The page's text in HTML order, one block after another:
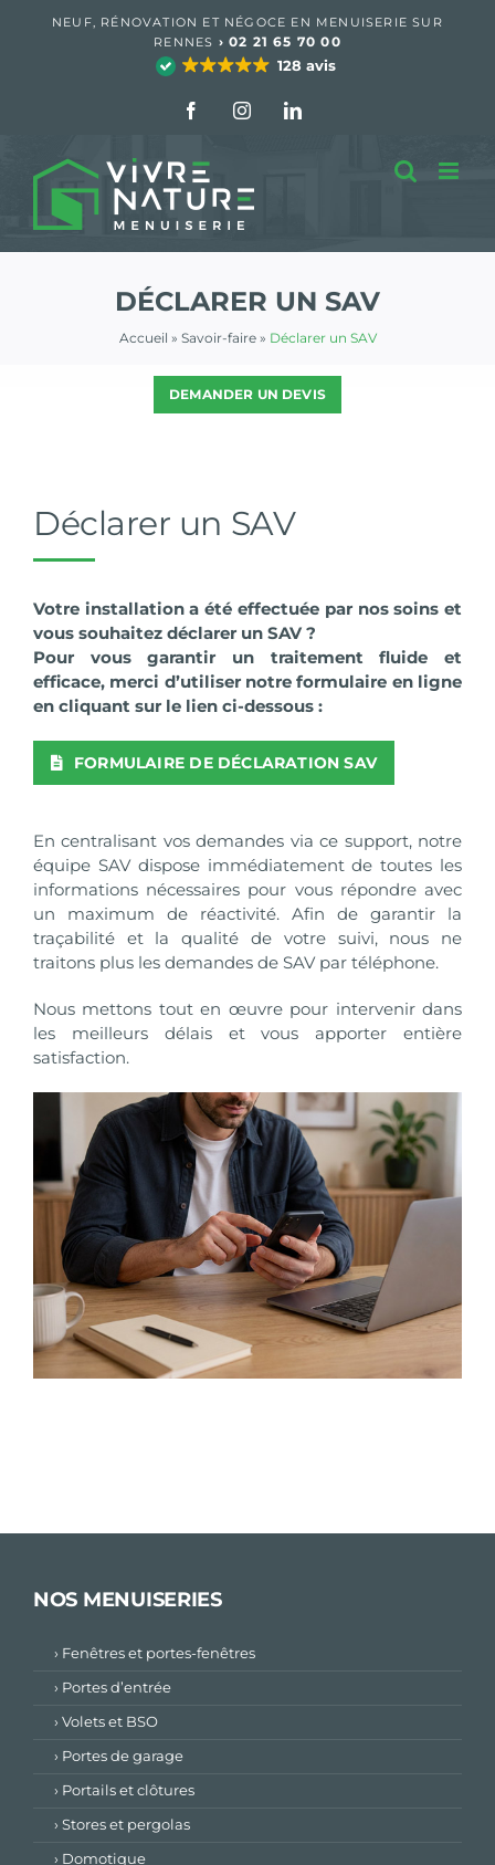
NEUF, RÉNOVATION ET NÉGOCE EN MENUISERIE SUR
RENNES › 02 21 65 70 00
128 avis
FacebookInstagramLinkedIn
DÉCLARER UN SAV
Accueil » Savoir-faire» Déclarer un SAV
DEMANDER UN DEVIS
Déclarer un SAV
Votre installation a été effectuée par nos soins et
vous souhaitez déclarer un SAV ?
Pour vous garantir un traitement fluide et
efficace, merci d’utiliser notre formulaire en ligne
en cliquant sur le lien ci-dessous :
FORMULAIRE DE DÉCLARATION SAV
En centralisant vos demandes via ce support, notre
équipe SAV dispose immédiatement de toutes les
informations nécessaires pour vous répondre avec
un maximum de réactivité. Afin de garantir la
traçabilité et la qualité de votre suivi, nous ne
traitons plus les demandes de SAV par téléphone.
Nous mettons tout en œuvre pour intervenir dans
les meilleurs délais et vous apporter entière
satisfaction.
NOS MENUISERIES
› Fenêtres et portes-fenêtres
› Portes d’entrée
› Volets et BSO
› Portes de garage
› Portails et clôtures
› Stores et pergolas
› Domotique